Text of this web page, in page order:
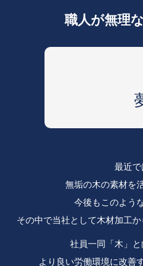
職人が無理
最近で
無垢の木の素材を
今後もこのよう
その中で当社として木材加工
社員一同「木」と
より良い労働環境に改善